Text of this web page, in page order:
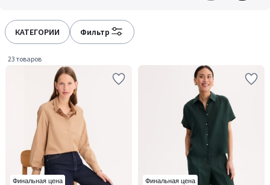
КАТЕГОРИИ Фильтр
23 товаров
Финальная цена Финальная цена